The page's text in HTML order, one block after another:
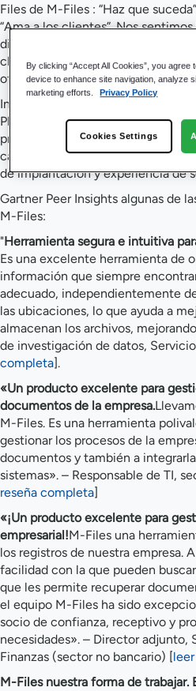
Files de M-Files : “Haz que
“Ama a los clientes”. Nos
distinción, que pone de manifiesto
clientes por la M-Files y reafirma
ofrecer experiencias de cliente
Informe "Voice of the Customer"
Plataformas de servicios de
proveedores en función de las
capacidades de producto,
de implantación y experiencia de
Gartner Peer Insights algunas de
M-Files:
"Herramienta segura e intuitiva
Es una excelente herramienta de
información que siempre
adecuado, independientemente
las ubicaciones, lo que ayuda a
almacenan los archivos,
de investigación de datos,
completa].
«Un producto excelente para
documentos de la empresa.
M-Files. Es una herramienta
gestionar los procesos de la
documentos y también a
sistemas». – Responsable de TI,
reseña completa]
«¡Un producto excelente para
empresarial!M-Files una
los registros de nuestra empresa.
facilidad con la que pueden
que les permite recuperar
el equipo M-Files ha sido
socio de confianza, receptivo y
necesidades». – Director adjunto,
Finanzas (sector no bancario) [
M-Files nuestra forma de trabajar.
By clicking “Accept All Cookies”, you
device to enhance site navigation, analyze
marketing efforts.
Privacy Policy
Cookies Settings